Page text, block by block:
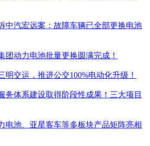
中汽宏远案：故障车辆已全部更换电池
团动力电池批量更换圆满完成！
明交运，推进公交100%电动化升级！
务体系建设取得阶段性成果！三大项目
电池、亚星客车等多板块产品矩阵亮相